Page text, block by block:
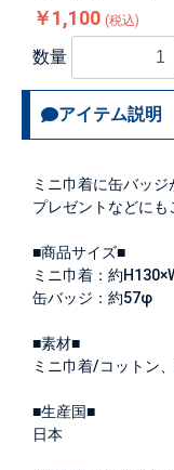
￥1,100 (税込)
数量
アイテム説明
ミニ巾着に缶バッ
プレゼントなどに
■商品サイズ■
ミニ巾着：約
缶バッジ：約57φ
■素材■
ミニ巾着/コットン
■生産国■
日本